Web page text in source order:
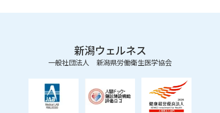
新潟ウェルネス
一般社団法人 新潟県労働衛生医学協会